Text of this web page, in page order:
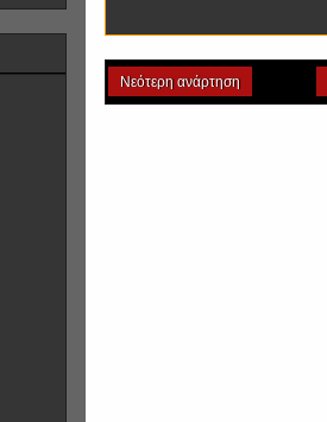
Νεότερη ανάρτηση